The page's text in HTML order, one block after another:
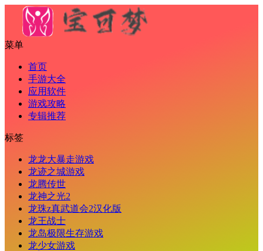
菜单
首页
手游大全
应用软件
游戏攻略
专辑推荐
标签
龙龙大暴走游戏
龙迹之城游戏
龙腾传世
龙神之光2
龙珠z真武道会2汉化版
龙王战士
龙岛极限生存游戏
龙少女游戏